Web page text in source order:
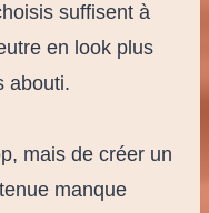
suffisent à
en look plus
abouti.
mais de créer un
manque